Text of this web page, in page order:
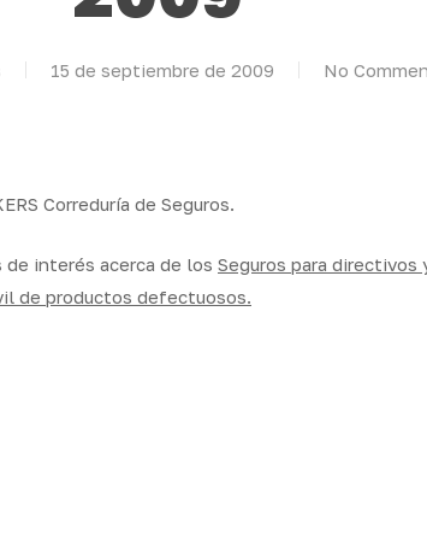
15 de septiembre de 2009 No
Correduría de Seguros.
interés acerca de los Seguros para directivos
de productos defectuosos.